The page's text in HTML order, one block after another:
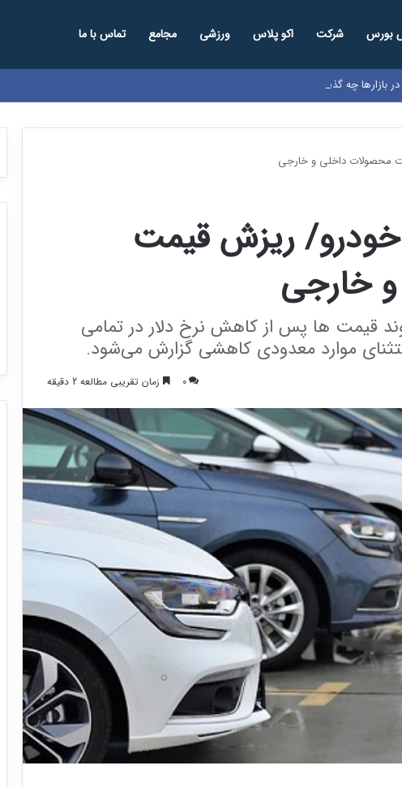
بورس شرکت اکو پلاس ورزشی مجامع تماس با ما
بازارها چه گذشت؟
محصولات داخلی و خارجی
خودرو/ ریزش قیمت
خارجی
روند قیمت ها پس از کاهش نرخ دلار در تمامی
موارد معدودی کاهشی گزارش می‌شود.
0 زمان تقریبی مطالعه 2 دقیقه